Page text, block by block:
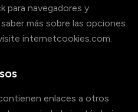
para navegadores y
más sobre las opciones
internetcookies.com.
enlaces a otros